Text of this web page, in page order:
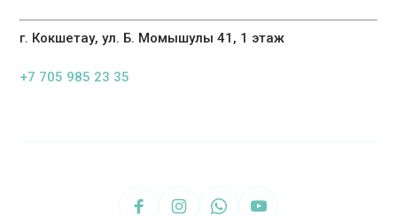
г. Кокшетау, ул. Б. Момышулы 41, 1 этаж
+7 705 985 23 35